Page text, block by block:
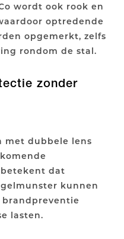
wordt ook rook en
optredende
opgemerkt, zelfs
rondom de stal.
zonder
met dubbele lens
dat
kunnen
lasten.